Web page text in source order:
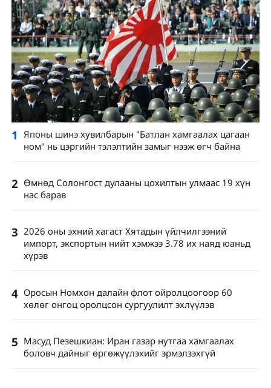
1 Японы шинэ хувилбарын "Батлан ​​​​хамгаалах цагаан
ном" нь цэргийн тэлэлтийн замыг нээж өгч байна
2 Өмнөд Солонгост дулааны цохилтын улмаас 19 хүн
нас барав
3 2026 оны эхний хагаст Хятадын үйлчилгээний
импорт, экспортын нийт хэмжээ 3.78 их наяд юаньд
хүрэв
4 Оросын Номхон далайн флот ойролцоогоор 60
хөлөг онгоц оролцсон сургуулилт эхлүүлэв
5 Масуд Пезешкиан: Иран газар нутгаа хамгаалах
боловч дайныг өргөжүүлэхийг эрмэлзэхгүй